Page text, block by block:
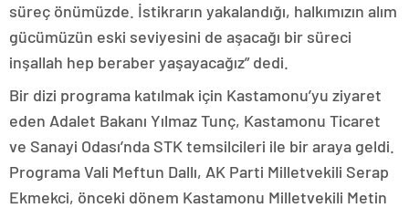
süreç önümüzde. İstikrarın yakalandığı, halkımızın alım
gücümüzün eski seviyesini de aşacağı bir süreci
inşallah hep beraber yaşayacağız” dedi.
Bir dizi programa katılmak için Kastamonu’yu ziyaret
eden Adalet Bakanı Yılmaz Tunç, Kastamonu Ticaret
ve Sanayi Odası’nda STK temsilcileri ile bir araya geldi.
Programa Vali Meftun Dallı, AK Parti Milletvekili Serap
Ekmekci, önceki dönem Kastamonu Milletvekili Metin